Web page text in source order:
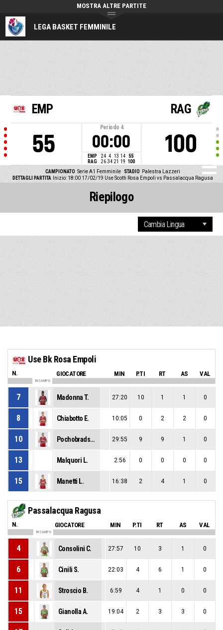
LEGA BASKET FEMMINILE
MOSTRA ALTRE PARTITE
EMP
55
Periodo 4
00:00
EMP 24 4 13 14
55
RAG
26 34 21 19 100
RAG
100
CAMPIONATO Serie A1 Femminile STADIO Palestra Lazzeri
DETTAGLI PARTITA
Inizio: 18:00 17/02/19 Use Scotti Rosa Empoli vs Passalacqua Ragusa
Riepilogo
Use Bk Rosa Empoli
N. GIOCATORE MIN P.TI RT AS VAL
IN CAMPO
7 Madonna T. 27:20 10 1 1 0
8 Chiabotto E. 10:05 0 2 2 0
10 Pochobradska K. 29:55 9 9 1 0
13 Malquori L. 2:56 0 0 0 0
15 Manetti L. 16:38 2 4 1 0
Passalacqua Ragusa
N. GIOCATORE MIN P.TI RT AS VAL
IN CAMPO
4 Consolini C. 27:57 10 3 1 0
6 Cinili S. 22:03 4 6 1 0
11 Stroscio B. 6:59 4 1 0 0
15 Gianolla A. 19:04 2 3 3 0